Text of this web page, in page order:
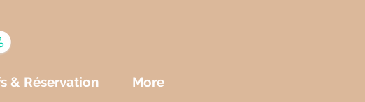
& Réservation More